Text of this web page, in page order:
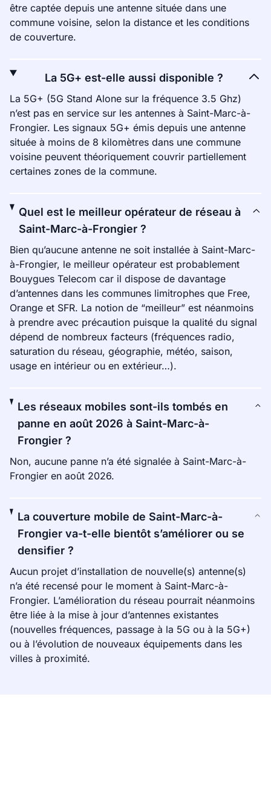
être captée depuis une antenne située dans une
commune voisine, selon la distance et les conditions
de couverture.
La 5G+ est-elle aussi disponible ?
La 5G+ (5G Stand Alone sur la fréquence 3.5 Ghz)
n’est pas en service sur les antennes à Saint-Marc-à-
Frongier. Les signaux 5G+ émis depuis une antenne
située à moins de 8 kilomètres dans une commune
voisine peuvent théoriquement couvrir partiellement
certaines zones de la commune.
Quel est le meilleur opérateur de réseau à
Saint-Marc-à-Frongier ?
Bien qu’aucune antenne ne soit installée à Saint-Marc-
à-Frongier, le meilleur opérateur est probablement
Bouygues Telecom car il dispose de davantage
d’antennes dans les communes limitrophes que Free,
Orange et SFR. La notion de “meilleur” est néanmoins
à prendre avec précaution puisque la qualité du signal
dépend de nombreux facteurs (fréquences radio,
saturation du réseau, géographie, météo, saison,
usage en intérieur ou en extérieur…).
Les réseaux mobiles sont-ils tombés en
panne en août 2026 à Saint-Marc-à-
Frongier ?
Non, aucune panne n’a été signalée à Saint-Marc-à-
Frongier en août 2026.
La couverture mobile de Saint-Marc-à-
Frongier va-t-elle bientôt s’améliorer ou se
densifier ?
Aucun projet d’installation de nouvelle(s) antenne(s)
n’a été recensé pour le moment à Saint-Marc-à-
Frongier. L’amélioration du réseau pourrait néanmoins
être liée à la mise à jour d’antennes existantes
(nouvelles fréquences, passage à la 5G ou à la 5G+)
ou à l’évolution de nouveaux équipements dans les
villes à proximité.